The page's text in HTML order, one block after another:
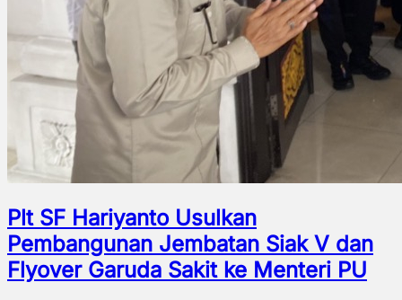
Plt SF Hariyanto Usulkan
Pembangunan Jembatan Siak V dan
Flyover Garuda Sakit ke Menteri PU